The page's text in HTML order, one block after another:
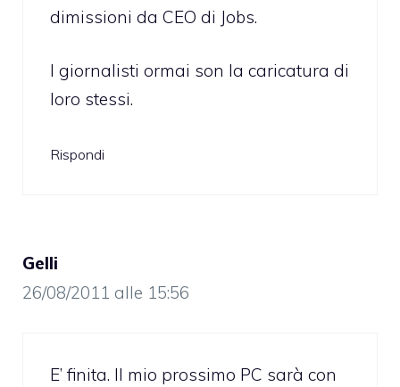
dimissioni da CEO di Jobs.
I giornalisti ormai son la caricatura di
loro stessi.
Rispondi
Gelli
26/08/2011 alle 15:56
E’ finita. Il mio prossimo PC sarà con